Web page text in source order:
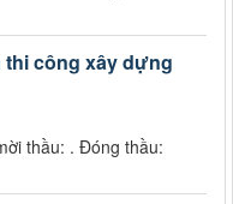
thi công xây dựng
thầu: . Đóng thầu: